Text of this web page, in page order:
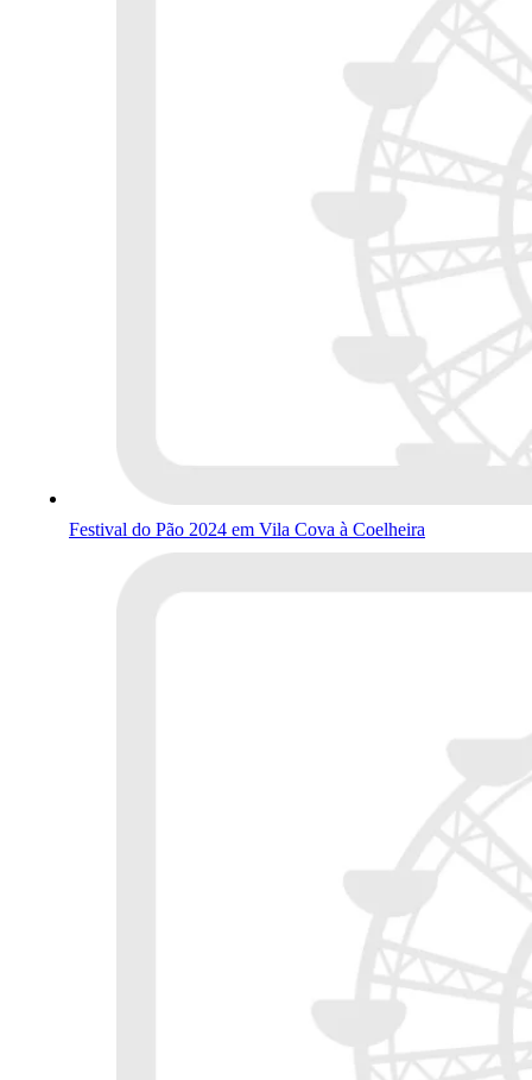
Festival do Pão 2024 em Vila Cova à Coelheira